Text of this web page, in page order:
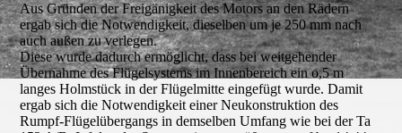
Aus Gründen der Freigänigkeit des Motors an den Rädern
ergab sich die Notwendigkeit, dieselben um je 250 mm nach
auch außen zu verlegen.
Diese wurde dadurch ermöglicht, dass bei weitgehender
Übernahme des Flügelsystems im Innenbereich ein o,5 m
langes Holmstück in der Flügelmitte eingefügt wurde. Damit
ergab sich die Notwendigkeit einer Neukonstruktion des
Rumpf-Flügelübergangs in demselben Umfang wie bei der Ta